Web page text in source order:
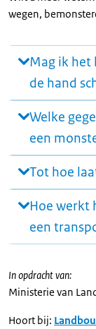
wegen,
Mag ik het
de hand
Welke
een
Tot hoe
Hoe werkt
een
In opdracht van:
Ministerie van
Hoort bij: